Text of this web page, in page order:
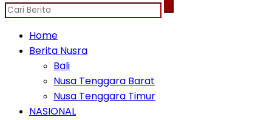
Home
Berita Nusra
Bali
Nusa Tenggara Barat
Nusa Tenggara Timur
NASIONAL